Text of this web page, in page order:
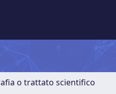
o trattato scientifico